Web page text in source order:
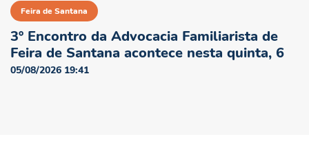
Feira de Santana
3º Encontro da Advocacia Familiarista de
Feira de Santana acontece nesta quinta, 6
05/08/2026 19:41